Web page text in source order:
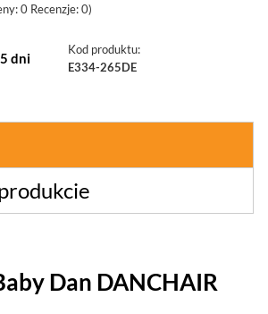
0 Recenzje: 0)
dni
Kod produktu:
E334-265DE
Dan DANCHAIR